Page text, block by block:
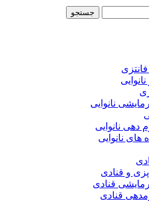
جستجو
نانوایی
دهی نانوایی
های نانوایی
و قنادی
قنادی
قنادی